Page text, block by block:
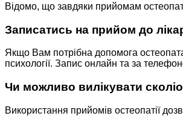
Відомо, що завдяки прийомам
Записатись на прийом до
Якщо Вам потрібна допомога
психології. Запис онлайн та за
Чи можливо вилікувати
Використання прийомів остеопатії